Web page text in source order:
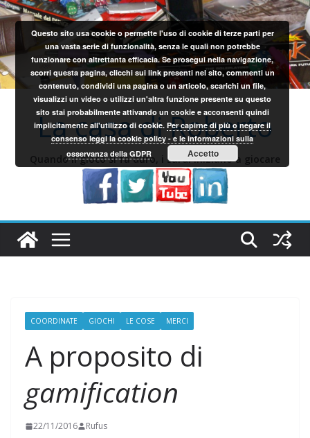
Salta
al
contenuto
La casa di Roberto
Quando il gioco si fa duro, i sardi iniziano a giocare
COORDINATE GIOCHI LE COSE MERCI
A proposito di
gamification
22/11/2016 Rufus
Questo sito usa cookie o permette l'uso di cookie di terze parti per
una vasta serie di funzionalità, senza le quali non potrebbe
funzionare con altrettanta efficacia. Se prosegui nella navigazione,
scorri questa pagina, clicchi sui link presenti nel sito, commenti un
contenuto, condividi una pagina o un articolo, scarichi un file,
visualizzi un video o utilizzi un'altra funzione presente su questo
sito stai probabilmente attivando un cookie e acconsenti quindi
implicitamente all'utilizzo di cookie.Per capirne di più o negare il
consenso leggi la cookie policy - e le informazioni sulla
osservanza della GDPR
Accetto